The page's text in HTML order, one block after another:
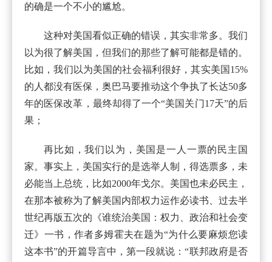
的确是一个不小的尴尬。
这种对美国看似正确的错误，其实非常多。我们
以为很了解美国，但我们的那些了解可能都是错的。
比如，我们以为美国的社会福利很好，其实美国15%
的人都没有医保，奥巴马要推动这个争执了长达50多
年的医保改革，最终却得了一个“美国关门17天”的后
果；
再比如，我们以为，美国是一人一票的民主国
家。事实上，美国实行的是选举人制，得选票多，未
必能当上总统，比如2000年戈尔。美国也未必民主，
在那本被称为了解美国内部权力运作必读书、过去半
世纪再版五次的《谁统治美国：权力、政治和社会变
迁》一书，作者多姆霍夫在题为“为什么要麻烦您读
这本书”的开篇导言中，第一段就说：“联邦政府是否